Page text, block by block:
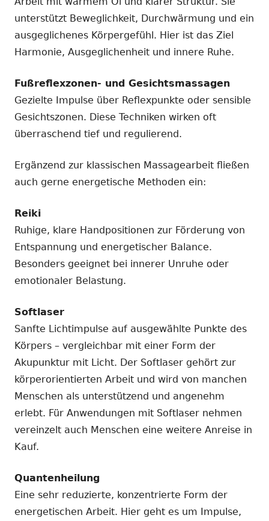
unterstützt Beweglichkeit, Durchwärmung und ein
ausgeglichenes Körpergefühl. Hier ist das Ziel
Harmonie, Ausgeglichenheit und innere Ruhe.
Fußreflexzonen- und Gesichtsmassagen
Gezielte Impulse über Reflexpunkte oder sensible
Gesichtszonen. Diese Techniken wirken oft
überraschend tief und regulierend.
Ergänzend zur klassischen Massagearbeit fließen
auch gerne energetische Methoden ein:
Reiki
Ruhige, klare Handpositionen zur Förderung von
Entspannung und energetischer Balance.
Besonders geeignet bei innerer Unruhe oder
emotionaler Belastung.
Softlaser
Sanfte Lichtimpulse auf ausgewählte Punkte des
Körpers – vergleichbar mit einer Form der
Akupunktur mit Licht. Der Softlaser gehört zur
körperorientierten Arbeit und wird von manchen
Menschen als unterstützend und angenehm
erlebt. Für Anwendungen mit Softlaser nehmen
vereinzelt auch Menschen eine weitere Anreise in
Kauf.
Quantenheilung
Eine sehr reduzierte, konzentrierte Form der
energetischen Arbeit. Hier geht es um Impulse,